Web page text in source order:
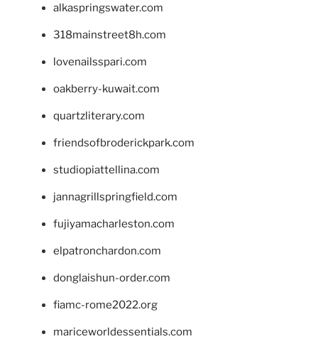
alkaspringswater.com
318mainstreet8h.com
lovenailsspari.com
oakberry-kuwait.com
quartzliterary.com
friendsofbroderickpark.com
studiopiattellina.com
jannagrillspringfield.com
fujiyamacharleston.com
elpatronchardon.com
donglaishun-order.com
fiamc-rome2022.org
mariceworldessentials.com